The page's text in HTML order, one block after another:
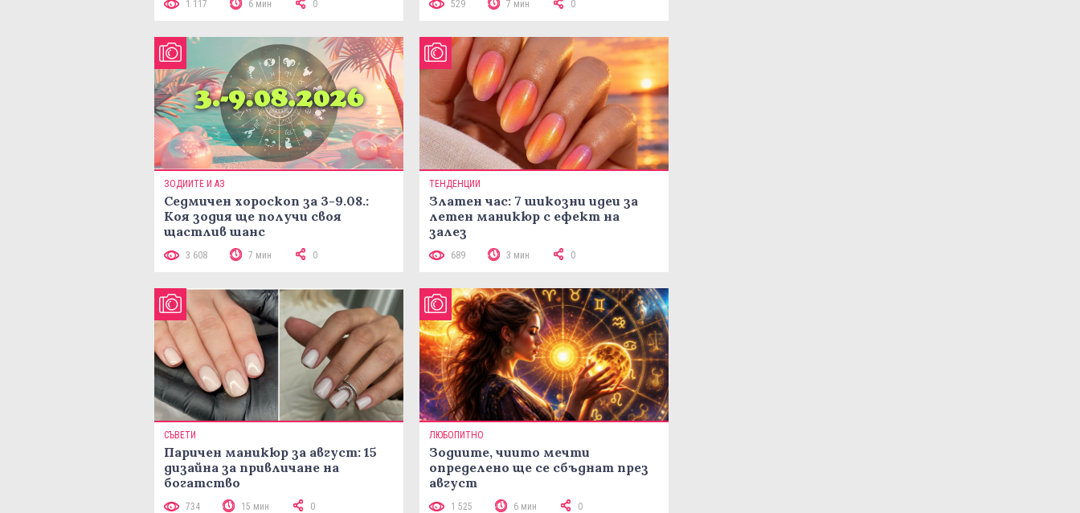
1 117 6 мин 0 529 7 мин 0
ЗОДИИТЕ И АЗ
Седмичен хороскоп за 3-9.08.:
Коя зодия ще получи своя
щастлив шанс
3 608 7 мин 0
ТЕНДЕНЦИИ
Златен час: 7 шикозни идеи за
летен маникюр с ефект на
залез
689 3 мин 0
СЪВЕТИ
Паричен маникюр за август: 15
дизайна за привличане на
богатство
734 15 мин 0
ЛЮБОПИТНО
Зодиите, чиито мечти
определено ще се сбъднат през
август
1 525 6 мин 0